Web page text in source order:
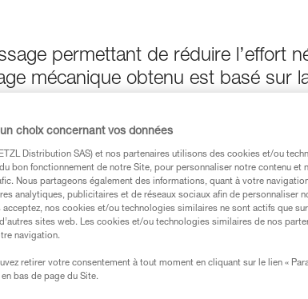
permettant de réduire l’effort
mécanique obtenu est basé sur
des produits utilisés dans ce conseil avant de le
de la notice technique pour pouvoir
et un entraînement spécifique. Validez
manipulation, seul, en toute sécurité, avant de la
choix concernant vos données
Distribution SAS) et nos partenaires utilisons des cookies et/ou
bon fonctionnement de notre Site, pour personnaliser notre contenu et
Nous partageons également des informations, quant à votre
analytiques, publicitaires et de réseaux sociaux afin de personnaliser
acceptez, nos cookies et/ou technologies similaires ne sont actifs que
sites web. Les cookies et/ou technologies similaires de nos
navigation.
retirer votre consentement à tout moment en cliquant sur le lien «
bas de page du Site.